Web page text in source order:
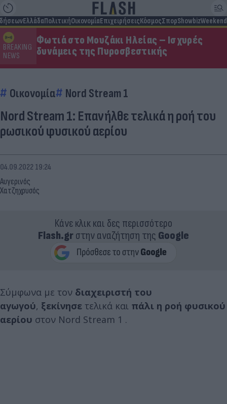
ΕλλάδαΠολιτικήΟικονομίαΕπιχειρήσειςΚόσμοςΣπορShowbizWeekend
BREAKING
NEWS
Φωτιά στο Μουζάκι Ηλείας – Ισχυρές
δυνάμεις της Πυροσβεστικής
Οικονομία Nord Stream 1
Nord Stream 1: Επανήλθε τελικά η ροή του
ρωσικού φυσικού αερίου
Αυγερινός
Χατζηχρυσός
04.09.2022 19:24
Κάνε κλικ και δες περισσότερο
Flash.grστην αναζήτηση της Google
Σύμφωνα με τον διαχειριστή του
αγωγού, ξεκίνησε τελικά και πάλι η ροή φυσικού
αερίου στον Nord Stream 1 .